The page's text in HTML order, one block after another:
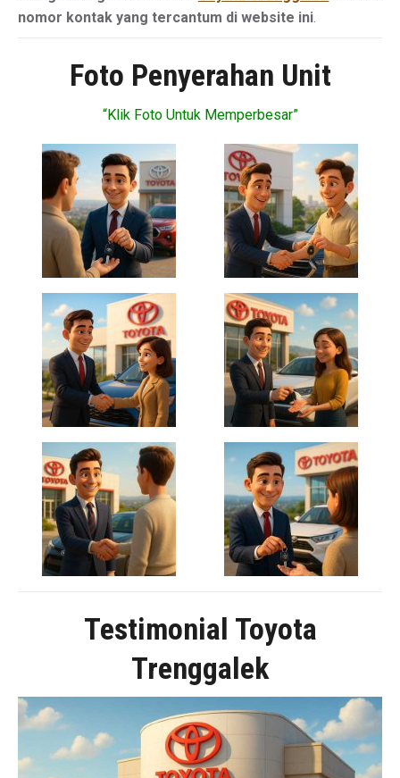
nomor kontak yang tercantum di website ini.
Foto Penyerahan Unit
“Klik Foto Untuk Memperbesar”
Testimonial Toyota
Trenggalek